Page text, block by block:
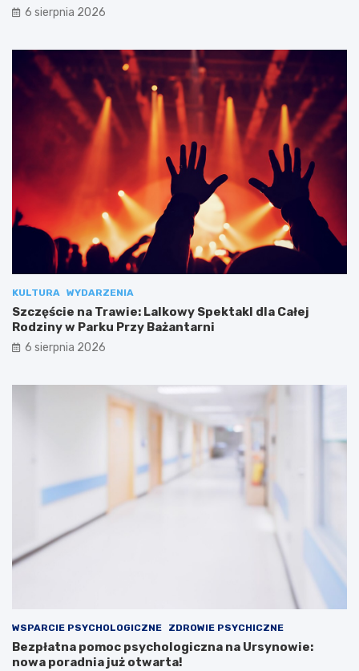
6 sierpnia 2026
KULTURA WYDARZENIA
Szczęście na Trawie: Lalkowy Spektakl dla Całej
Rodziny w Parku Przy Bażantarni
6 sierpnia 2026
WSPARCIE PSYCHOLOGICZNE ZDROWIE PSYCHICZNE
Bezpłatna pomoc psychologiczna na Ursynowie:
nowa poradnia już otwarta!